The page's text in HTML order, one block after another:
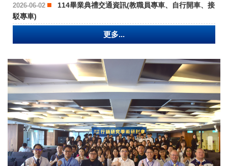
2026-06-02
114畢業典禮交通資訊(教職員專車、自行開車、接
駁專車)
更多...